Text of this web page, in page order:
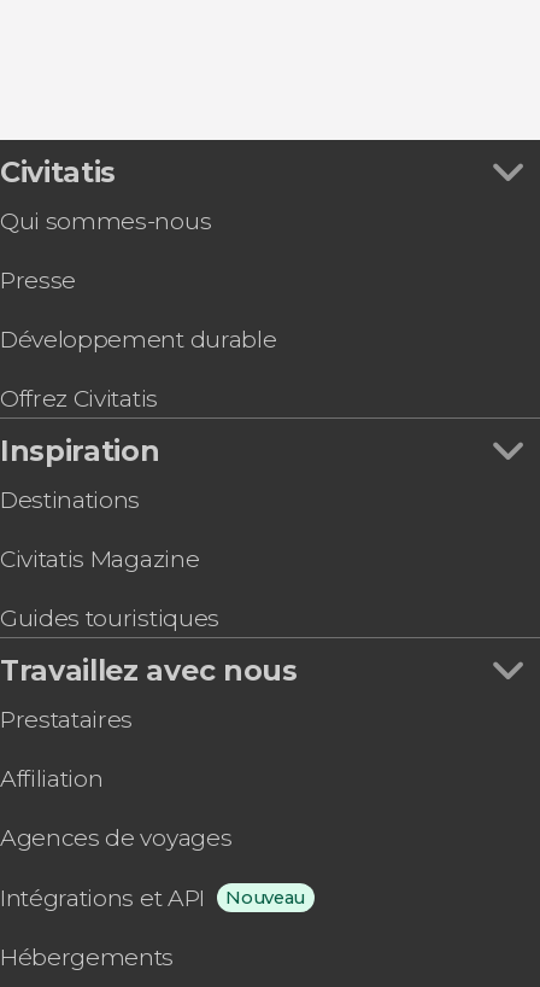
9,10


Civitatis
Qui sommes-nous
Presse
Développement durable
Offrez Civitatis
Inspiration
Destinations
Civitatis Magazine
Guides touristiques
Travaillez avec nous
Prestataires
Affiliation
Agences de voyages
Intégrations et API Nouveau
Hébergements